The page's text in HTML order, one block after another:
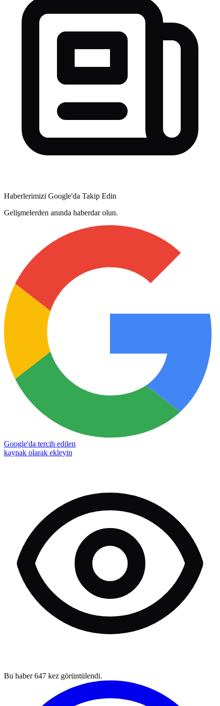
Haberlerimizi Google'da Takip Edin
Gelişmelerden anında haberdar olun.
Google'da tercih edilen
kaynak olarak ekleyin
Bu haber647 kez görüntülendi.